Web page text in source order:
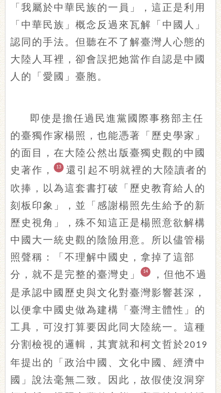
「我屬於中華民族的一員」，這正是利用
「中華民族」概念反過來瓦解「中國人」
認同的手法。但聽在不了解臺灣人心態的
大陸人耳裡，卻會誤把她當作自認是中國
人的「愛國」臺胞。
即使是擔任過民進黨國際事務部主任
的臺獨作家楊照，也能憑著「歷史學家」
的面目，在大陸公然出版臺獨史觀的中國
史著作，
13
還引起不明就裡的大陸讀者的
吹捧，以為這套書打破「歷史教育給人的
刻板印象」，並「感謝楊照先生給予的新
歷史視角」，殊不知這正是楊照意欲解構
中國大一統史觀的陰險用意。所以儘管楊
照聲稱：「不理解中國史，拿掉了這部
分，就不是完整的臺灣史」
14
，但他不過
是承認中國歷史與文化對臺灣影響甚深，
以便拿中國史做為建構「臺灣主體性」的
工具，可沒打算要因此同大陸統一。這種
分割檢視的邏輯，其實就和柯文哲於 2019
年提出的「政治中國、文化中國、經濟中
國」說法毫無二致。因此，故假使沒洞穿